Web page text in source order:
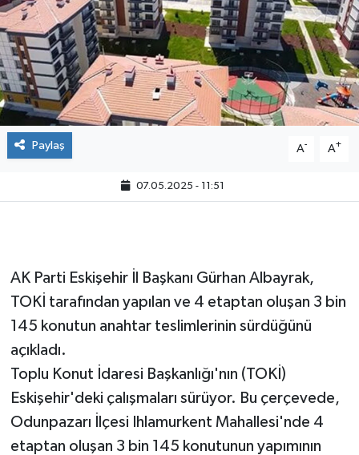
Paylaş A- A+
07.05.2025 - 11:51
AK Parti Eskişehir İl Başkanı Gürhan Albayrak,
TOKİ tarafından yapılan ve 4 etaptan oluşan 3 bin
145 konutun anahtar teslimlerinin sürdüğünü
açıkladı.
Toplu Konut İdaresi Başkanlığı'nın (TOKİ)
Eskişehir'deki çalışmaları sürüyor. Bu çerçevede,
Odunpazarı İlçesi Ihlamurkent Mahallesi'nde 4
etaptan oluşan 3 bin 145 konutunun yapımının